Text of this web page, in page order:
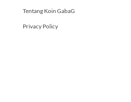
Tentang Koin GabaG
Privacy Policy